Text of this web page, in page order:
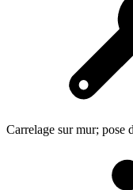
Carrelage sur mur; pose